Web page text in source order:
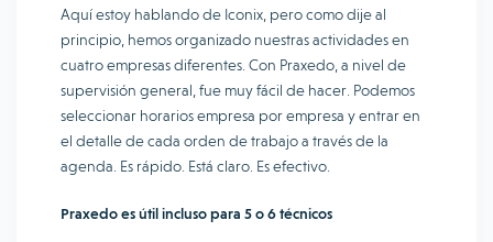
Aquí estoy hablando de Iconix, pero como dije al
principio, hemos organizado nuestras actividades en
cuatro empresas diferentes. Con Praxedo, a nivel de
supervisión general, fue muy fácil de hacer. Podemos
seleccionar horarios empresa por empresa y entrar en
el detalle de cada orden de trabajo a través de la
agenda. Es rápido. Está claro. Es efectivo.
Praxedo es útil incluso para 5 o 6 técnicos